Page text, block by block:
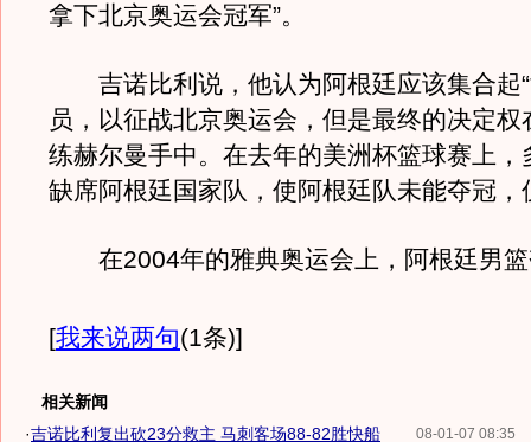
拿下北京奥运会冠军”。
吉诺比利说，他认为阿根廷应该集合起“
员，以征战北京奥运会，但是最终的决定权
练赫尔曼手中。在去年的美洲杯篮球赛上，
缺席阿根廷国家队，使阿根廷队未能夺冠，
在2004年的雅典奥运会上，阿根廷男篮
[我来说两句(1条)]
相关新闻
08-01-07 08:35
·吉诺比利复出砍23分救主 马刺客场88-82胜快船